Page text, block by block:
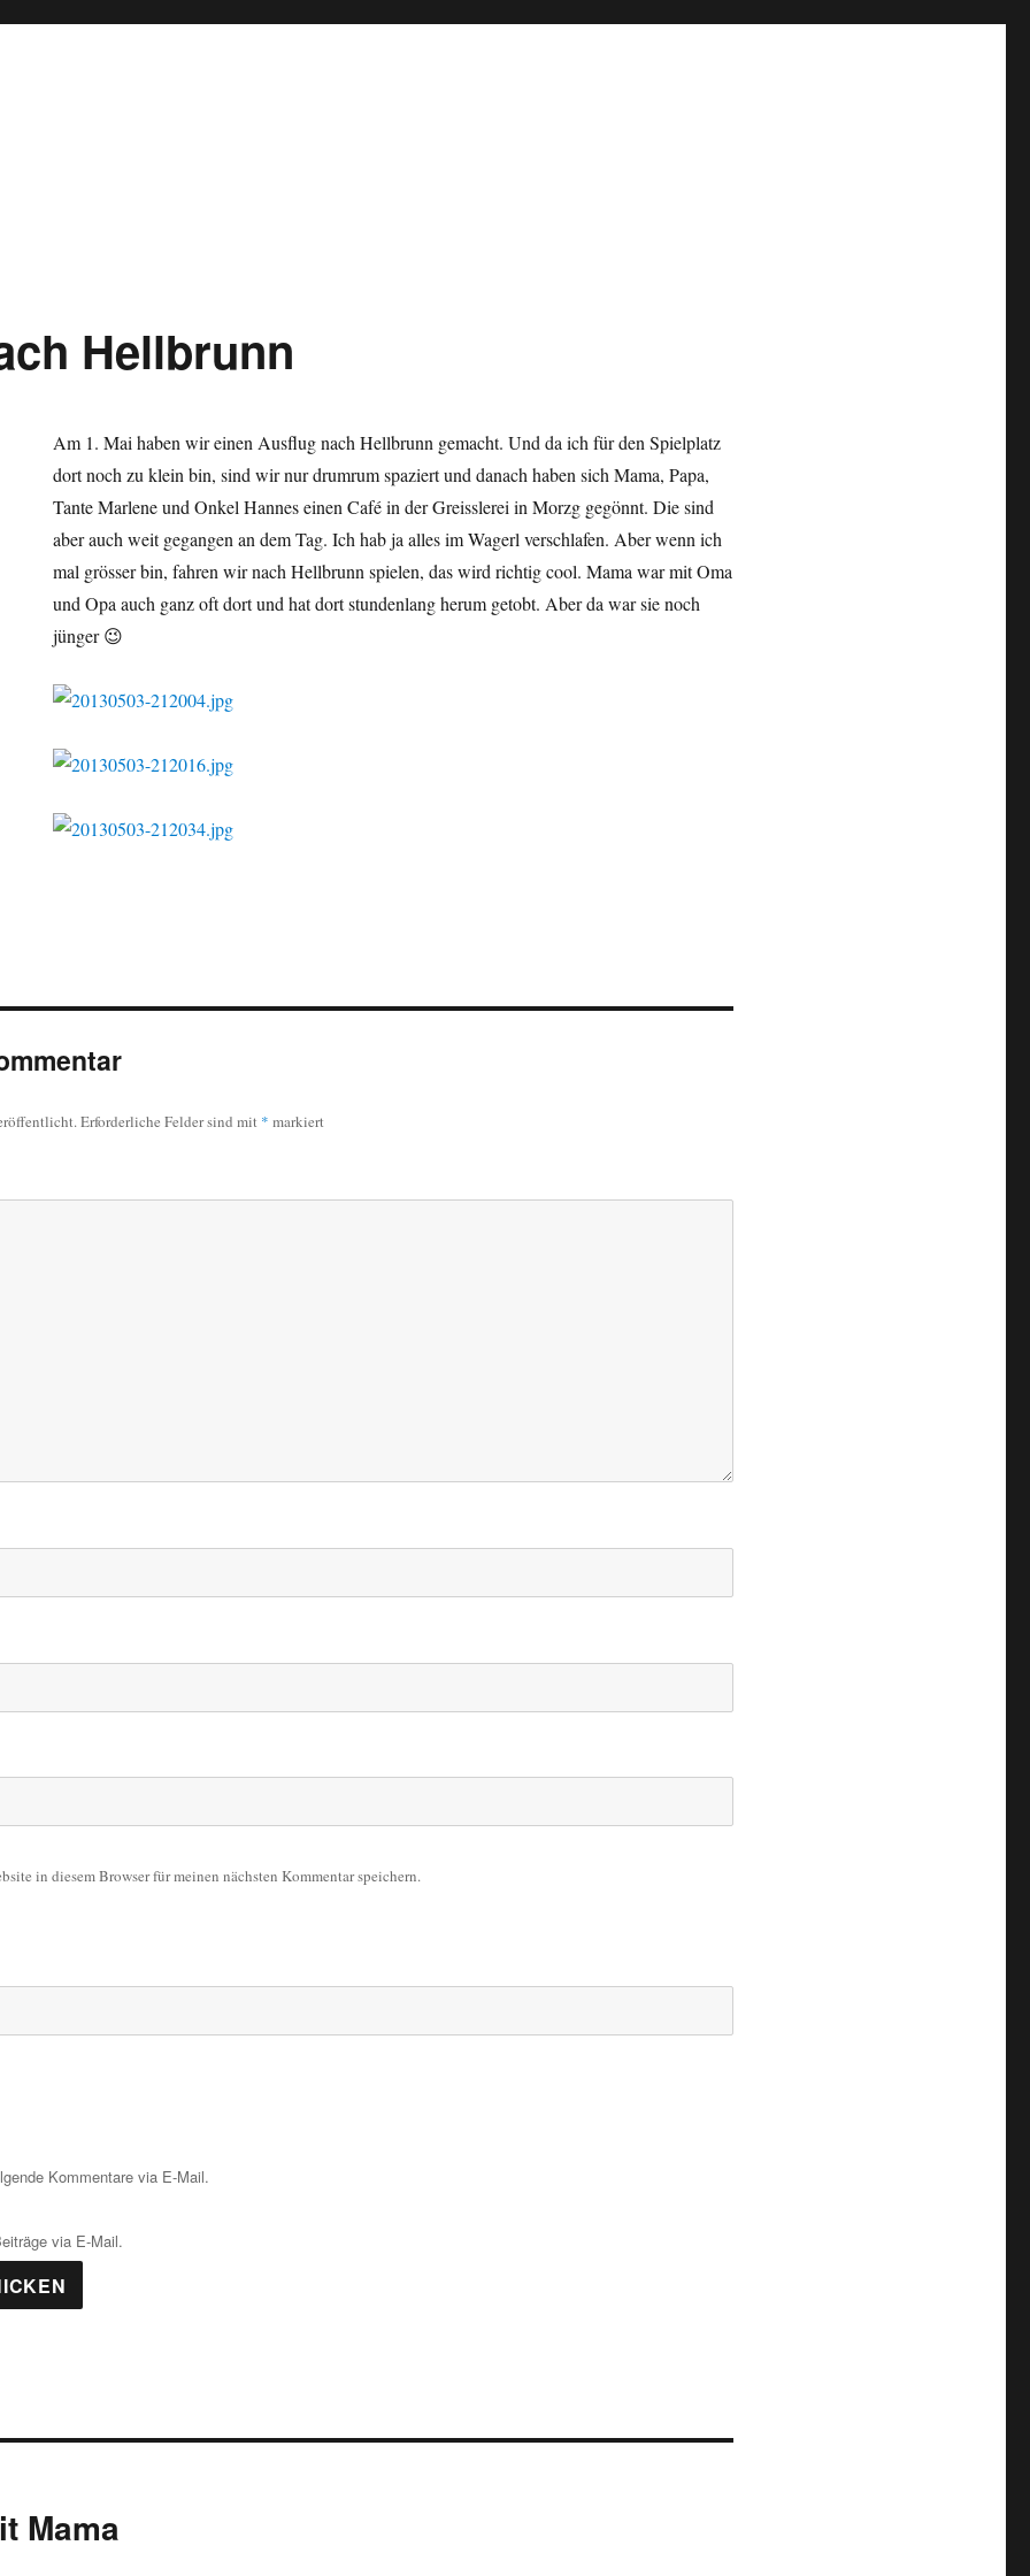
Hellbrunn
Am 1. Mai haben wir einen Ausflug nach Hellbrunn gemacht. Und da ich für den Spielplatz
dort noch zu klein bin, sind wir nur drumrum spaziert und danach haben sich Mama, Papa,
Tante Marlene und Onkel Hannes einen Café in der Greisslerei in Morzg gegönnt. Die sind
aber auch weit gegangen an dem Tag. Ich hab ja alles im Wagerl verschlafen. Aber wenn ich
mal grösser bin, fahren wir nach Hellbrunn spielen, das wird richtig cool. Mama war mit Oma
und Opa auch ganz oft dort und hat dort stundenlang herum getobt. Aber da war sie noch
jünger 😉
Erforderliche Felder sind mit * markiert
in diesem Browser für meinen nächsten Kommentar speichern.
Kommentare via E-Mail.
via E-Mail.
Mama